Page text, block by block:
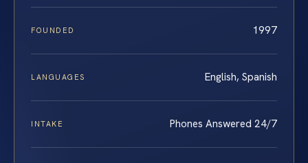
FOUNDED 1997
LANGUAGES English, Spanish
INTAKE Phones Answered 24/7